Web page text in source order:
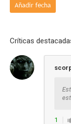
Añadir fecha
Críticas
1